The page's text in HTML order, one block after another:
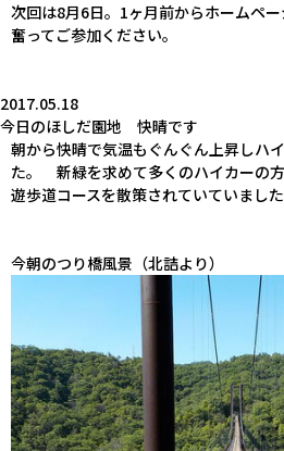
次回は8月6日。1ヶ月前からホームペ
奮ってご参加ください。
2017.05.18
今日のほしだ園地 快晴です
朝から快晴で気温もぐんぐん上昇しハ
た。 新緑を求めて多くのハイカーの
遊歩道コースを散策されていていました
今朝のつり橋風景（北詰より）